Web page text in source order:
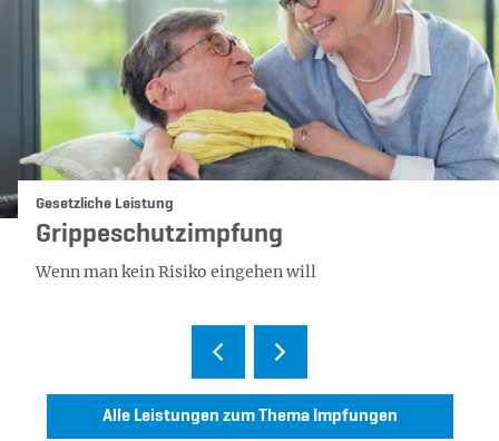
Kategorie:
Gesetzliche Leistung
Grippeschutzimpfung
Wenn man kein Risiko eingehen will
Alle Leistungen zum Thema Impfungen